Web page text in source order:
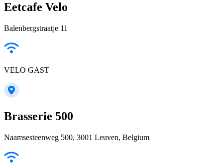
Eetcafe Velo
Balenbergstraatje 11
VELO GAST
Brasserie 500
Naamsesteenweg 500, 3001 Leuven, Belgium